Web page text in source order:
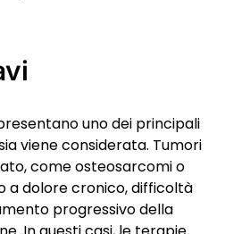
uno dei principali
viene considerata. Tumori
come osteosarcomi o
a dolore cronico, difficoltà
progressivo della